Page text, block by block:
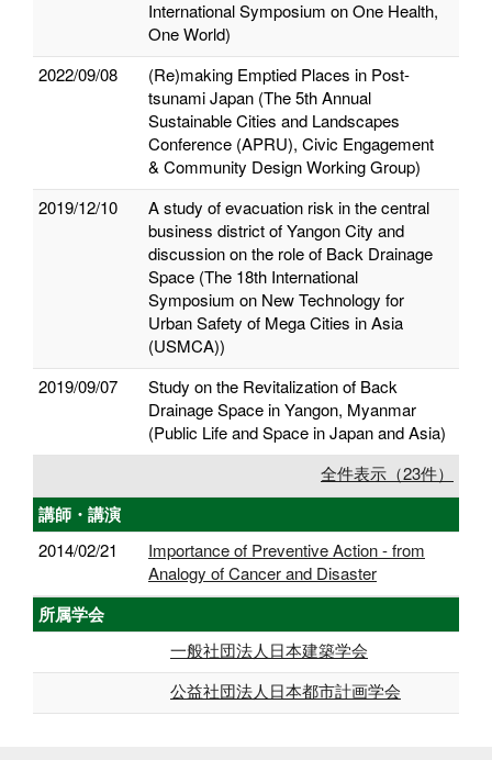
International Symposium on One Health,
One World)
2022/09/08
(Re)making Emptied Places in Post-
tsunami Japan (The 5th Annual
Sustainable Cities and Landscapes
Conference (APRU), Civic Engagement
& Community Design Working Group)
2019/12/10
A study of evacuation risk in the central
business district of Yangon City and
discussion on the role of Back Drainage
Space (The 18th International
Symposium on New Technology for
Urban Safety of Mega Cities in Asia
(USMCA))
2019/09/07
Study on the Revitalization of Back
Drainage Space in Yangon, Myanmar
(Public Life and Space in Japan and Asia)
全件表示（23件）
講師・講演
2014/02/21
Importance of Preventive Action - from
Analogy of Cancer and Disaster
所属学会
一般社団法人日本建築学会
公益社団法人日本都市計画学会